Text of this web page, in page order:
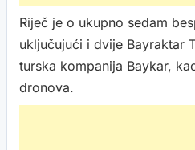
Riječ je o ukupno sedam
uključujući i dvije Bayraktar
turska kompanija Baykar,
dronova.